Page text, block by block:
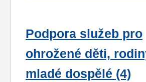
Podpora služeb pro
ohrožené děti,
mladé dospělé (4)